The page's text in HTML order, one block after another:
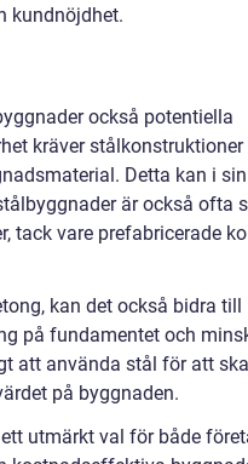
kundnöjdhet.
också potentiella
kräver
Detta kan i
är också ofta
tack vare prefabricerade
kan det också bidra till
på fundamentet och
att använda stål för att
på byggnaden.
utmärkt val för både